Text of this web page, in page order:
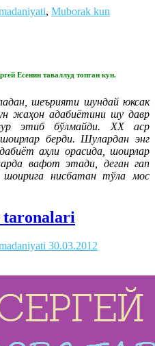
, Muborak kun
Есенин таваллуд топган кун.
шеърияти шундай юксак
жаҳон адабиётини шу давр
этиб бўлмайди. ХХ аср
берди. Шулардан энг
аҳли орасида, шоирлар
вафот этади, деган гап
нисбатан тўла мос
taronalari
30.03.2012